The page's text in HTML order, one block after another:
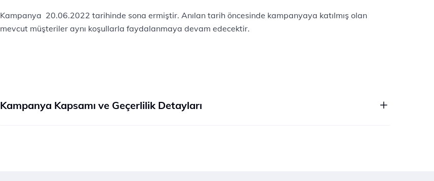
Kampanya 20.06.2022 tarihinde sona ermiştir. Anılan tarih öncesinde kampanyaya katılmış olan
mevcut müşteriler aynı koşullarla faydalanmaya devam edecektir.
Kampanya Kapsamı ve Geçerlilik Detayları